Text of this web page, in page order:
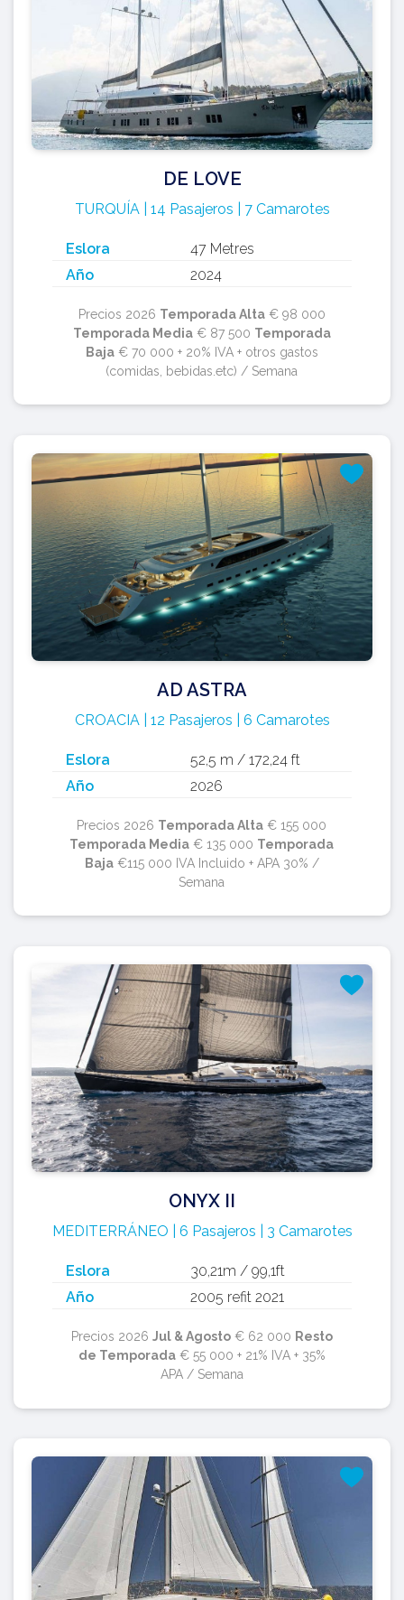
DE LOVE
TURQUÍA | 14 Pasajeros | 7 Camarotes
Eslora
47 Metres
Año
2024
Precios 2026 Temporada Alta€ 98 000
Temporada Media€ 87 500 Temporada
Baja€ 70 000 + 20% IVA + otros gastos
(comidas, bebidas.etc) / Semana
AD ASTRA
CROACIA | 12 Pasajeros | 6 Camarotes
Eslora
52,5 m / 172,24 ft
Año
2026
Precios 2026 Temporada Alta € 155 000
Temporada Media € 135 000 Temporada
Baja€115 000 IVA Incluido + APA 30% /
Semana
ONYX II
MEDITERRÁNEO | 6 Pasajeros | 3 Camarotes
Eslora
30,21m / 99,1ft
Año
2005 refit 2021
Precios 2026 Jul & Agosto€ 62 000 Resto
de Temporada€ 55 000 + 21% IVA + 35%
APA / Semana